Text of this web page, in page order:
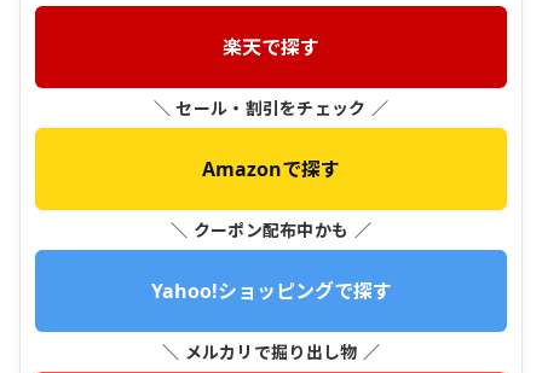
楽天で探す
＼ セール・割引をチェック ／
Amazonで探す
＼ クーポン配布中かも ／
Yahoo!ショッピングで探す
＼ メルカリで掘り出し物 ／